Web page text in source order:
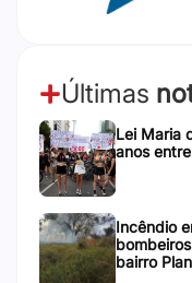
Últimas
Lei Maria
anos
Incêndio
bairro